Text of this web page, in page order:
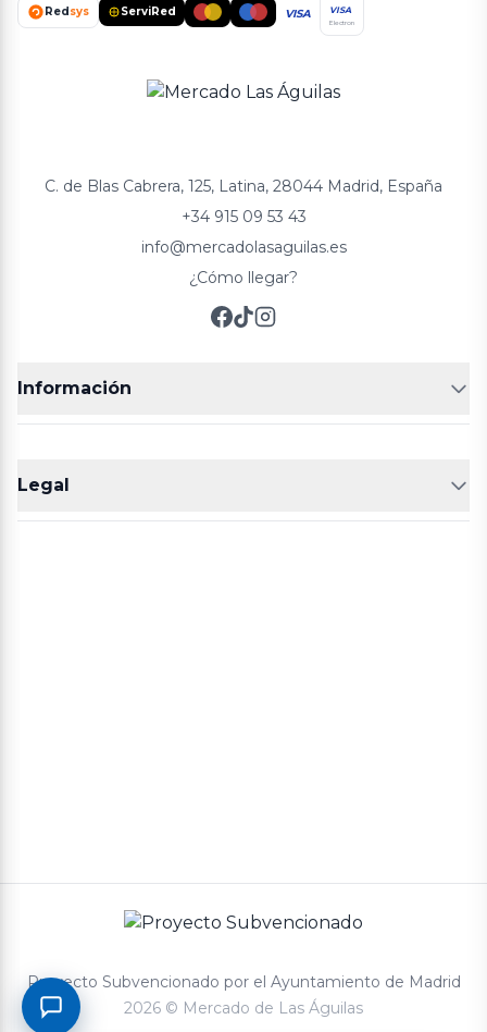
Redsys ServiRed VISA VISA
Electron
C. de Blas Cabrera, 125, Latina, 28044 Madrid, España
+34 915 09 53 43
info@mercadolasaguilas.es
¿Cómo llegar?
Información
FRUTERÍAS
POLLERÍA
CHARCUTERIA
Legal
Aviso legal
Proyecto Subvencionado por el Ayuntamiento de Madrid
2026 © Mercado de Las Águilas